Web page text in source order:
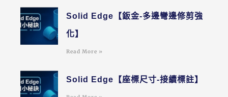
Solid Edge【鈑金-多邊彎邊修剪強
化】
Read More »
Solid Edge【座標尺寸-接續標註】